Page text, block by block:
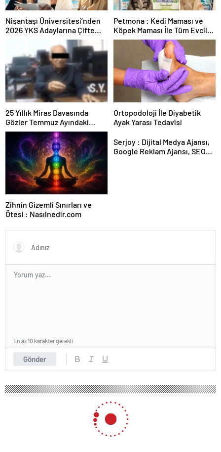
Nişantaşı Üniversitesi’nden
2026 YKS Adaylarına Çifte
Güvence: Sabit Ücret ve
Kesintisiz Burs
Petmona : Kedi Maması ve
Köpek Maması İle Tüm Evcil
Hayvan Ürünleri
25 Yıllık Miras Davasında
Gözler Temmuz Ayındaki
Karar Duruşmasına Çevrildi
Ortopodoloji İle Diyabetik
Ayak Yarası Tedavisi
Zihnin Gizemli Sınırları ve
Ötesi : Nasılnedir.com
Serjoy : Dijital Medya Ajansı,
Google Reklam Ajansı, SEO
Gönder
En az 10 karakter gerekli